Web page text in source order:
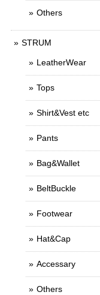
Others
STRUM
LeatherWear
Tops
Shirt&Vest etc
Pants
Bag&Wallet
BeltBuckle
Footwear
Hat&Cap
Accessary
Others